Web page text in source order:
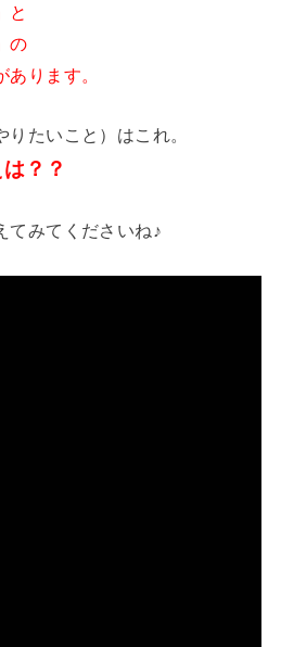
と
の
ります。
たいこと）はこれ。
？？
てみてくださいね♪